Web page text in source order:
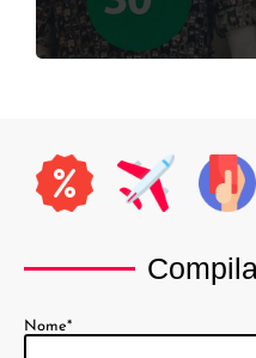
Nome*